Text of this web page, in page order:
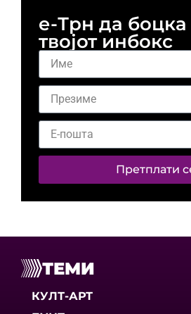
е-Трн да боцка
твојот инбокс
Претплати
ТЕМИ
КУЛТ-АРТ